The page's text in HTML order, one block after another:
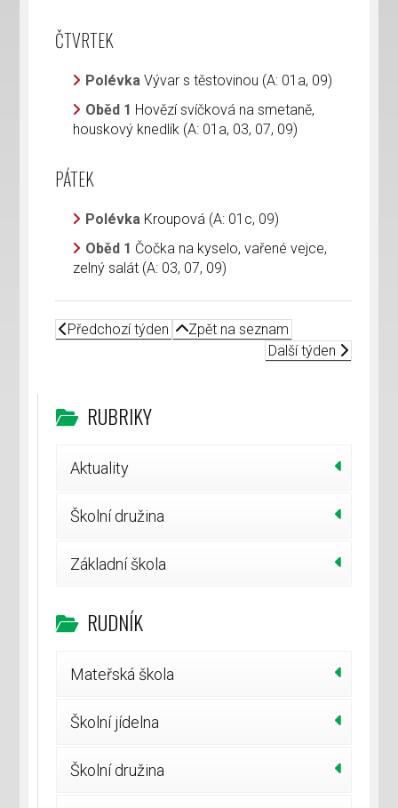
ČTVRTEK
PolévkaVývar s těstovinou (A: 01a, 09)
Oběd 1 Hovězí svíčková na smetaně,
houskový knedlík (A: 01a, 03, 07, 09)
PÁTEK
Polévka Kroupová (A: 01c, 09)
Oběd 1 Čočka na kyselo, vařené vejce,
zelný salát (A: 03, 07, 09)
Předchozí týden
Zpět na seznam
Další týden
RUBRIKY
Aktuality
Školní družina
Základní škola
RUDNÍK
Mateřská škola
Školní jídelna
Školní družina